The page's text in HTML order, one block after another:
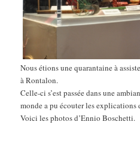
Nous étions une quarantaine à
à Rontalon.
Celle-ci s’est passée dans une
monde a pu écouter les explications
Voici les photos d’Ennio Boschetti.